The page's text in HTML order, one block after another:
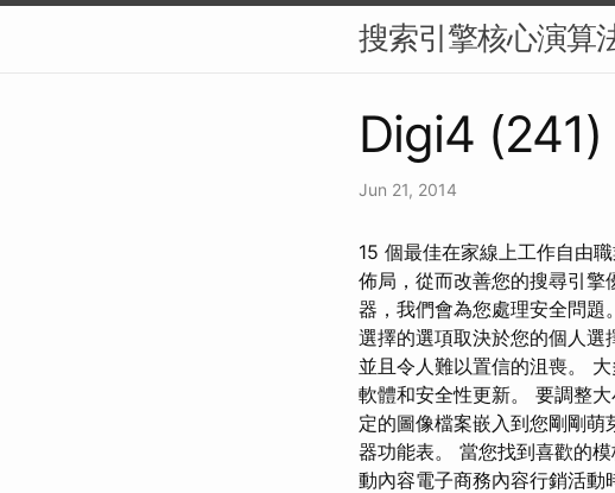
搜索引擎核心演算
Digi4 (241)
Jun 21, 2014
15 個最佳在家線上工作自由
佈局，從而改善您的搜尋引
器，我們會為您處理安全問題
選擇的選項取決於您的個人
並且令人難以置信的沮喪。
軟體和安全性更新。 要調整
定的圖像檔案嵌入到您剛剛
器功能表。 當您找到喜歡的
動內容電子商務內容行銷活動